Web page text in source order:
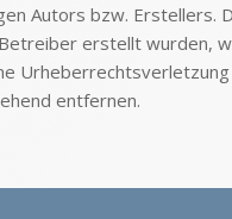
Autors bzw. Erstellers.
erstellt wurden,
entfernen.